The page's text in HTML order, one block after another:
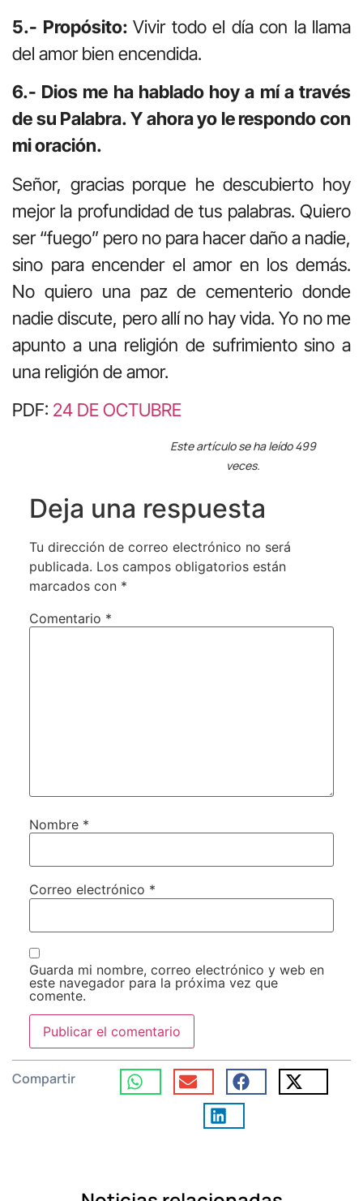
5.- Propósito: Vivir todo el día con la llama
del amor bien encendida.
6.- Dios me ha hablado hoy a mí a través
de su Palabra. Y ahora yo le respondo con
mi oración.
Señor, gracias porque he descubierto hoy
mejor la profundidad de tus palabras. Quiero
ser “fuego” pero no para hacer daño a nadie,
sino para encender el amor en los demás.
No quiero una paz de cementerio donde
nadie discute, pero allí no hay vida. Yo no me
apunto a una religión de sufrimiento sino a
una religión de amor.
PDF: 24 DE OCTUBRE
Este artículo se ha leído 499
veces.
Deja una respuesta
Tu dirección de correo electrónico no será
publicada. Los campos obligatorios están
marcados con *
Comentario *
Nombre *
Correo electrónico *
Guarda mi nombre, correo electrónico y web en
este navegador para la próxima vez que
comente.
Compartir